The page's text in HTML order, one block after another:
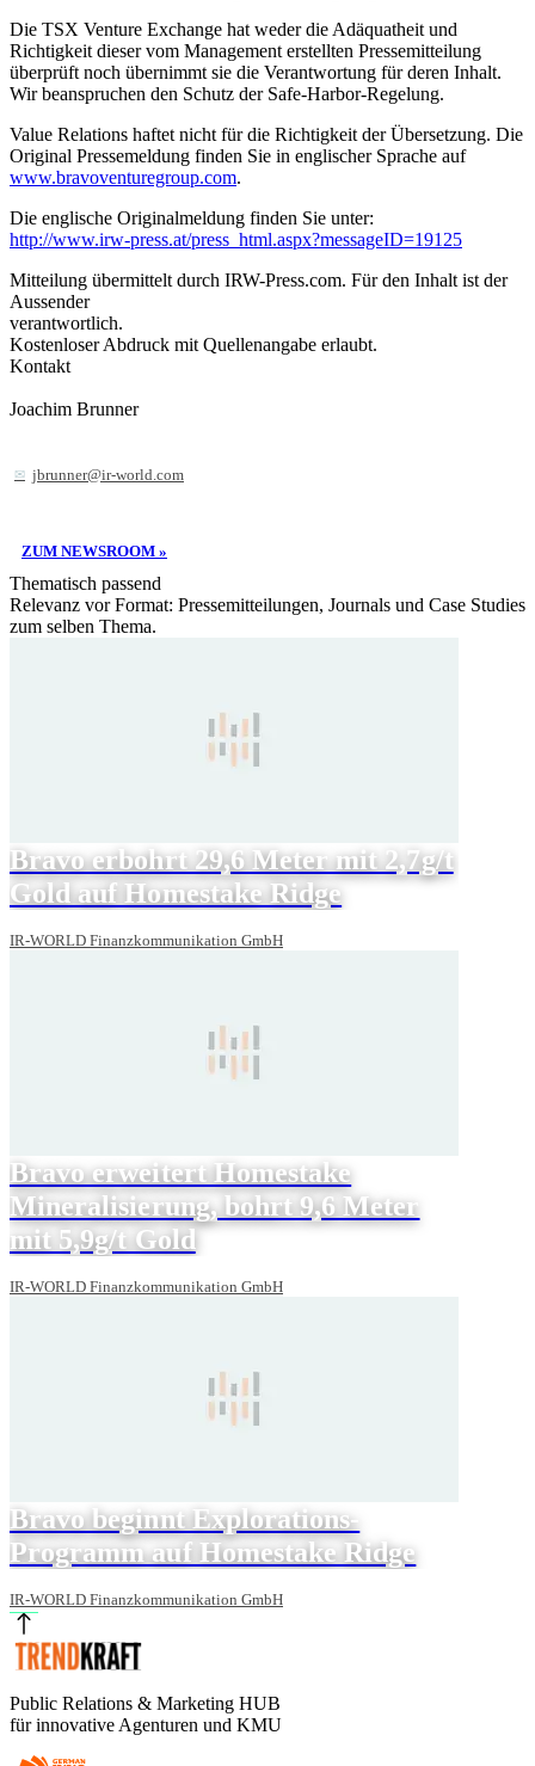
Die TSX Venture Exchange hat weder die Adäquatheit und
Richtigkeit dieser vom Management erstellten Pressemitteilung
überprüft noch übernimmt sie die Verantwortung für deren Inhalt.
Wir beanspruchen den Schutz der Safe-Harbor-Regelung.
Value Relations haftet nicht für die Richtigkeit der Übersetzung. Die
Original Pressemeldung finden Sie in englischer Sprache auf
www.bravoventuregroup.com.
Die englische Originalmeldung finden Sie unter:
http://www.irw-press.at/press_html.aspx?messageID=19125
Mitteilung übermittelt durch IRW-Press.com. Für den Inhalt ist der
Aussender
verantwortlich.
Kostenloser Abdruck mit Quellenangabe erlaubt.
Kontakt
Joachim Brunner
jbrunner@ir-world.com
ZUM NEWSROOM »
Thematisch passend
Relevanz vor Format: Pressemitteilungen, Journals und Case Studies
zum selben Thema.
Bravo erbohrt 29,6 Meter mit 2,7g/t
Gold auf Homestake Ridge
IR-WORLD Finanzkommunikation GmbH
Bravo erweitert Homestake
Mineralisierung, bohrt 9,6 Meter
mit 5,9g/t Gold
IR-WORLD Finanzkommunikation GmbH
Bravo beginnt Explorations-
Programm auf Homestake Ridge
IR-WORLD Finanzkommunikation GmbH
Public Relations & Marketing HUB
für innovative Agenturen und KMU